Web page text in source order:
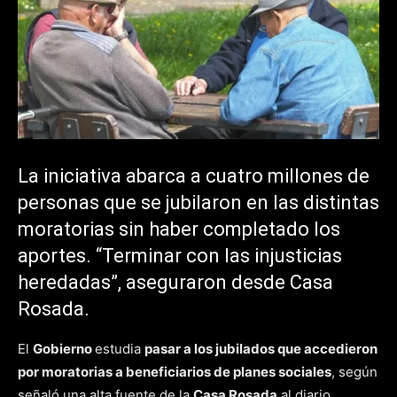
La iniciativa abarca a cuatro millones de
personas que se jubilaron en las distintas
moratorias sin haber completado los
aportes. “Terminar con las injusticias
heredadas”, aseguraron desde Casa
Rosada.
El Gobiernoestudia pasara los jubiladosque accedieron
pormoratoriasa beneficiarios de planes sociales, según